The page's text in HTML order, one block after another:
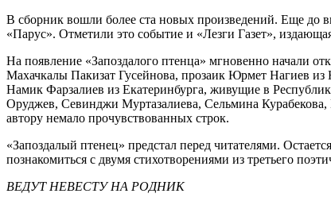
В сборник вошли более ста новых произведений. Еще до
«Парус». Отметили это событие и «Лезги Газет»,
На появление «Запоздалого птенца» мгновенно начали
Махачкалы Пакизат Гусейнова, прозаик Юрмет Нагиев
Намик Фарзалиев из Екатеринбурга, живущие в
Оруджев, Севинджи Муртазалиева, Сельмина Курабекова,
автору немало прочувствованных строк.
«Запоздалый птенец» предстал перед читателями.
познакомиться с двумя стихотворениями из третьего
ВЕДУТ НЕВЕСТУ НА РОДНИК